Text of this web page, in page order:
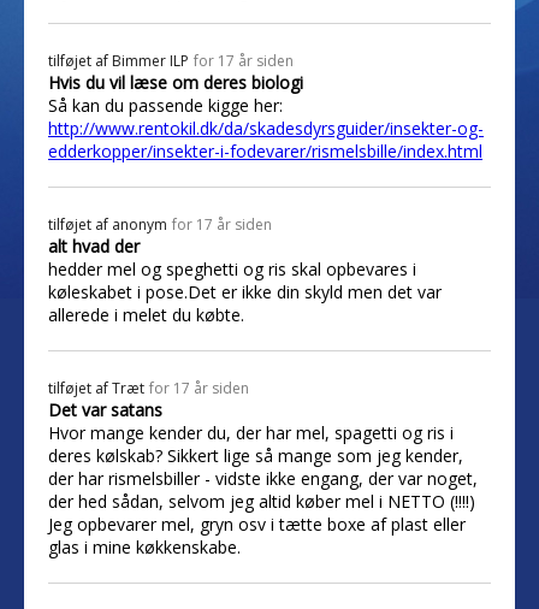
tilføjet af Bimmer ILP for 17 år siden
Hvis du vil læse om deres biologi
Så kan du passende kigge her:
http://www.rentokil.dk/da/skadesdyrsguider/insekter-og-
edderkopper/insekter-i-fodevarer/rismelsbille/index.html
tilføjet af anonym for 17 år siden
alt hvad der
hedder mel og speghetti og ris skal opbevares i
køleskabet i pose.Det er ikke din skyld men det var
allerede i melet du købte.
tilføjet afTræt for 17 år siden
Det var satans
Hvor mange kender du, der har mel, spagetti og ris i
deres kølskab? Sikkert lige så mange som jeg kender,
der har rismelsbiller - vidste ikke engang, der var noget,
der hed sådan, selvom jeg altid køber mel i NETTO (!!!!)
Jeg opbevarer mel, gryn osv i tætte boxe af plast eller
glas i mine køkkenskabe.